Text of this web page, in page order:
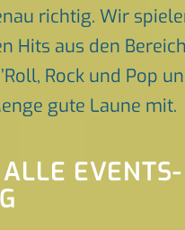
richtig. Wir
Hits aus den
Rock und Pop
gute Laune mit.